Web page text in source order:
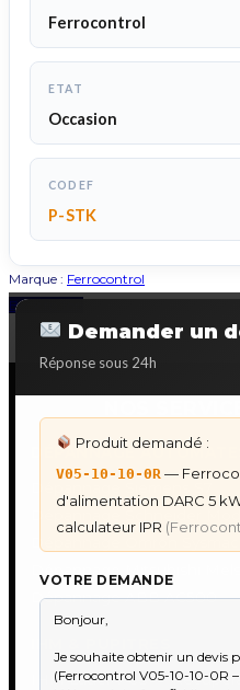
Ferrocontrol
ETAT
Occasion
CODEF
P-STK
Marque : Ferrocontrol
Demander un
Réponse sous 24h
Produit demandé :
V05-10-10-0R —
d'alimentation DARC 5
calculateur IPR
VOTRE DEMANDE
Back to Top
DÉPANNAGE AUTOMATES
Dépannage Omron Sysmac
Dépannage ABB AC500
IHM Lauer PCS —